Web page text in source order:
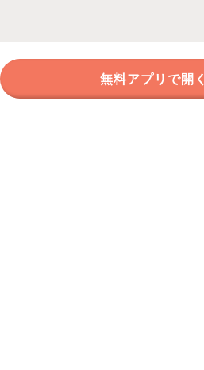
無料アプリで開く